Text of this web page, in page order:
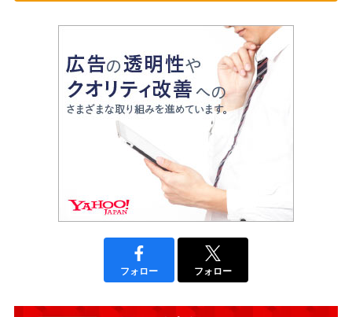
フォロー フォロー